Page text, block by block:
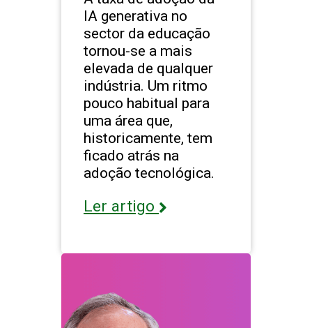
IA generativa no
sector da educação
tornou-se a mais
elevada de qualquer
indústria. Um ritmo
pouco habitual para
uma área que,
historicamente, tem
ficado atrás na
adoção tecnológica.
Ler artigo